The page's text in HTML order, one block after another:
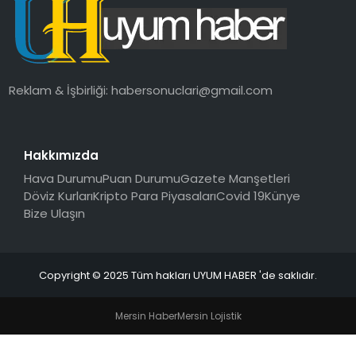
SAĞLIK
MAGAZIN
Reklam & İşbirliği:habersonuclari@gmail.com
Hakkımızda
Hava DurumuPuan DurumuGazete Manşetleri
Döviz KurlarıKripto Para PiyasalarıCovid 19Künye
Bize Ulaşın
Copyright © 2025 Tüm hakları UYUM HABER 'de saklıdır.
Mersin HaberMersin Lojistik